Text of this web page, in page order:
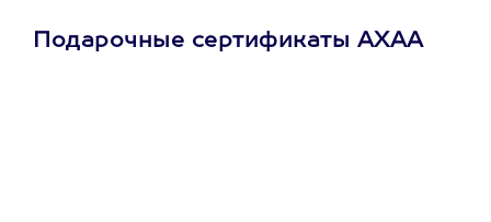
Подарочные сертификаты АХАА